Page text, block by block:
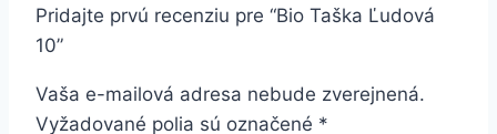
Pridajte prvú recenziu pre “Bio Taška Ľudová
10”
Vaša e-mailová adresa nebude zverejnená.
Vyžadované polia sú označené *